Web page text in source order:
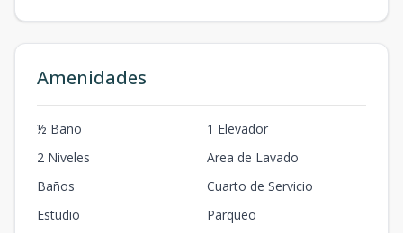
Amenidades
½ Baño
1 Elevador
2 Niveles
Area de Lavado
Baños
Cuarto de Servicio
Estudio
Parqueo